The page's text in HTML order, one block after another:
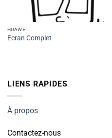
HUAWEI
Ecran Complet
LIENS RAPIDES
À propos
Contactez-nous